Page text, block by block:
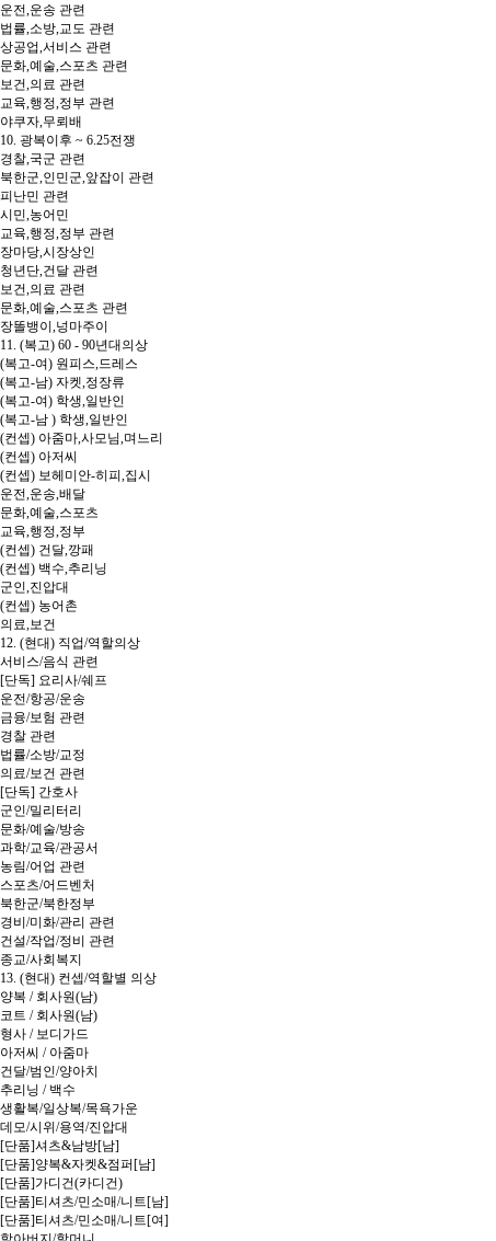
운전,운송 관련
법률,소방,교도 관련
상공업,서비스 관련
문화,예술,스포츠 관련
보건,의료 관련
교육,행정,정부 관련
야쿠자,무뢰배
10. 광복이후 ~ 6.25전쟁
경찰,국군 관련
북한군,인민군,앞잡이 관련
피난민 관련
시민,농어민
교육,행정,정부 관련
장마당,시장상인
청년단,건달 관련
보건,의료 관련
문화,예술,스포츠 관련
장똘뱅이,넝마주이
11. (복고) 60 - 90년대의상
(복고-여) 원피스,드레스
(복고-남) 자켓,정장류
(복고-여) 학생,일반인
(복고-남 ) 학생,일반인
(컨셉) 아줌마,사모님,며느리
(컨셉) 아저씨
(컨셉) 보헤미안-히피,집시
운전,운송,배달
문화,예술,스포츠
교육,행정,정부
(컨셉) 건달,깡패
(컨셉) 백수,추리닝
군인,진압대
(컨셉) 농어촌
의료,보건
12. (현대) 직업/역할의상
서비스/음식 관련
[단독] 요리사/쉐프
운전/항공/운송
금융/보험 관련
경찰 관련
법률/소방/교정
의료/보건 관련
[단독] 간호사
군인/밀리터리
문화/예술/방송
과학/교육/관공서
농림/어업 관련
스포츠/어드벤처
북한군/북한정부
경비/미화/관리 관련
건설/작업/정비 관련
종교/사회복지
13. (현대) 컨셉/역할별 의상
양복 / 회사원(남)
코트 / 회사원(남)
형사 / 보디가드
아저씨 / 아줌마
건달/범인/양아치
추리닝 / 백수
생활복/일상복/목욕가운
데모/시위/용역/진압대
[단품]셔츠&남방[남]
[단품]양복&자켓&점퍼[남]
[단품]가디건(카디건)
[단품]티셔츠/민소매/니트[남]
[단품]티셔츠/민소매/니트[여]